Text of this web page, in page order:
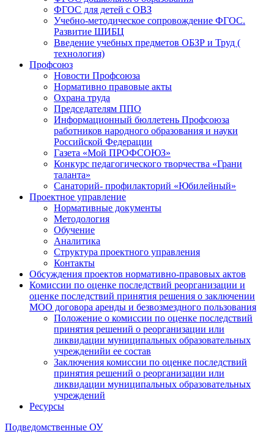
ФГОС для детей с ОВЗ
Учебно-методическое сопровождение ФГОС.
Развитие ШИБЦ
Введение учебных предметов ОБЗР и Труд (
технология)
Профсоюз
Новости Профсоюза
Нормативно правовые акты
Охрана труда
Председателям ППО
Информационный бюллетень Профсоюза
работников народного образования и науки
Российской Федерации
Газета «Мой ПРОФСОЮЗ»
Конкурс педагогического творчества «Грани
таланта»
Санаторий- профилакторий «Юбилейный»
Проектное управление
Нормативные документы
Методология
Обучение
Аналитика
Структура проектного управления
Контакты
Обсуждения проектов нормативно-правовых актов
Комиссии по оценке последствий реорганизации и
оценке последствий принятия решения о заключении
МОО договора аренды и безвозмездного пользования
Положение о комиссии по оценке последствий
принятия решений о реорганизации или
ликвидации муниципальных образовательных
учрежденийи ее состав
Заключения комиссии по оценке последствий
принятия решений о реорганизации или
ликвидации муниципальных образовательных
учреждений
Ресурсы
Подведомственные ОУ